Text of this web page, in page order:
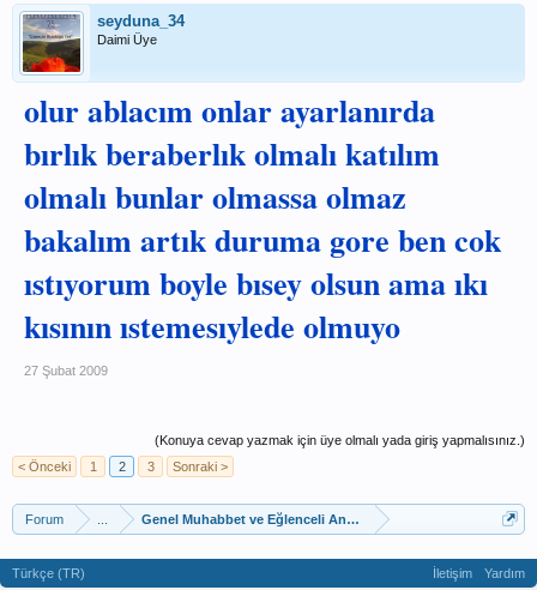
seyduna_34
Daimi Üye
olur ablacım onlar ayarlanırda
bırlık beraberlık olmalı katılım
olmalı bunlar olmassa olmaz
bakalım artık duruma gore ben cok
ıstıyorum boyle bısey olsun ama ıkı
kısının ıstemesıylede olmuyo
27 Şubat 2009
(Konuya cevap yazmak için üye olmalı yada giriş yapmalısınız.)
< Önceki
1 2 3 Sonraki >
Forum Genel Muhabbet ve Eğlenceli Anketler
Türkçe (TR) İletişim Yardım